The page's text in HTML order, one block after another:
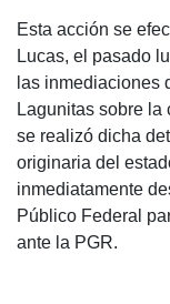
Esta acción se
Lucas, el pasado
las inmediaciones
Lagunitas sobre
se realizó dicha
originaria del
inmediatamente
Público Federal
ante la PGR.